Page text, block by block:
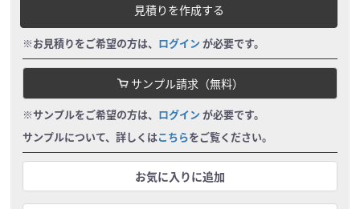
見積りを作成する
※お見積りをご希望の方は、 ログイン が必要です。
サンプル請求（無料）
※サンプルをご希望の方は、 ログイン が必要です。
サンプルについて、詳しくはこちらをご覧ください。
お気に入りに追加